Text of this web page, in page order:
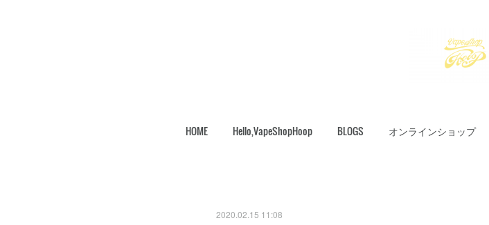
HOME Hello,VapeShopHoop BLOGS オンラインショップ
2020.02.15 11:08